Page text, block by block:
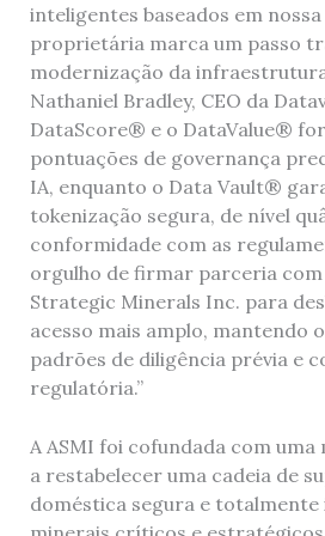
inteligentes baseados em
proprietária marca um passo
modernização da
Nathaniel Bradley, CEO da
DataScore® e o DataValue®
pontuações de governança
IA, enquanto o Data Vault®
tokenização segura, de nível
conformidade com as
orgulho de firmar parceria com
Strategic Minerals Inc. para
acesso mais amplo, mantendo
padrões de diligência prévia e
regulatória.”
A ASMI foi cofundada com
a restabelecer uma cadeia de
doméstica segura e